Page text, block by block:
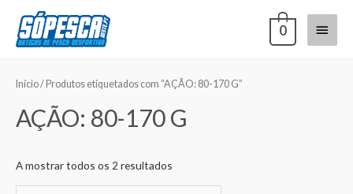
0
Início/ Produtos etiquetados com “AÇÃO: 80-170 G”
AÇÃO: 80-170 G
A mostrar todos os 2 resultados